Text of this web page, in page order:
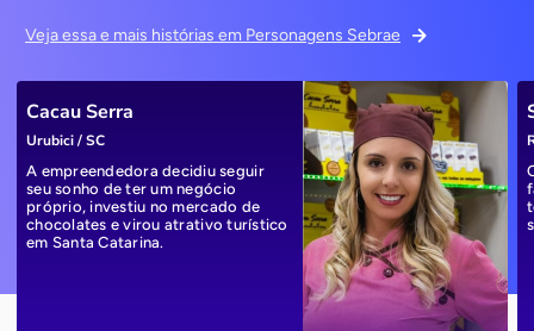
Veja essa e mais histórias em Personagens Sebrae
Cacau Serra
Urubici / SC
A empreendedora decidiu seguir
seu sonho de ter um negócio
próprio, investiu no mercado de
chocolates e virou atrativo turístico
em Santa Catarina.